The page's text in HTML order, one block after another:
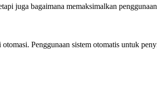
juga bagaimana memaksimalkan
Penggunaan sistem otomatis untuk